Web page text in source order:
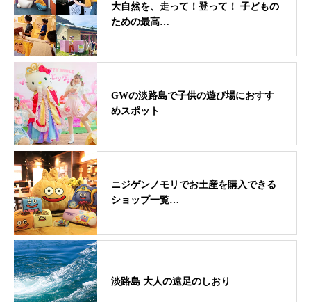
大自然を、走って！登って！ 子どもの
ための最高…
GWの淡路島で子供の遊び場におすす
めスポット
ニジゲンノモリでお土産を購入できる
ショップ一覧…
淡路島 大人の遠足のしおり